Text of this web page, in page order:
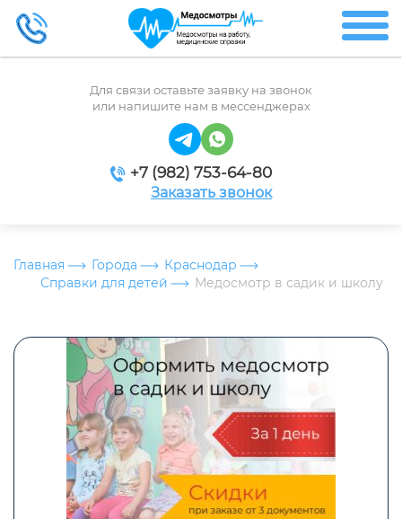
Для связи оставьте заявку на звонок
или напишите нам в мессенджерах
+7 (982) 753-64-80
Заказать звонок
Главная Города
Краснодар
Справки для детей
Медосмотр в садик и школу